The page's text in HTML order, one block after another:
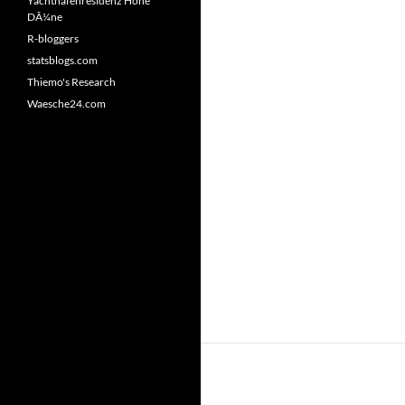
DÃ¼ne
R-bloggers
statsblogs.com
Thiemo's Research
Waesche24.com